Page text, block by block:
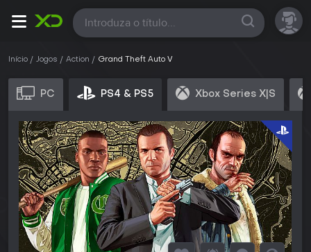
Todas
Início Jogos Action Grand Theft Auto V
PC PS4 & PS5 Xbox Series X|S